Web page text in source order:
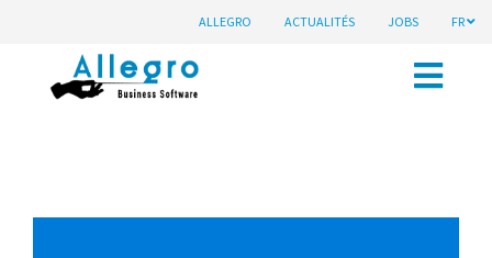
ALLEGRO ACTUALITÉS JOBS FR